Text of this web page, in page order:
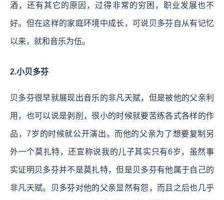
酒，还有其它的原因，过得非常的穷困，职业发展也不
好。但在这样的家庭环境中成长，可说贝多芬自从有记忆
以来，就和音乐为伍。
2.小贝多芬
贝多芬很早就展现出音乐的非凡天赋，但是被他的父亲利
用，也可以说是剥削，很小的时候就要苦练各式各样的作
品，7岁的时候就公开演出。而他的父亲为了想要复制另
外一个莫扎特，还宣称说我的儿子其实只有6岁，虽然事
实证明贝多芬并不是莫扎特，但是贝多芬有他属于自己的
非凡天赋。贝多芬对他的父亲显然有怨，而且之后也几乎